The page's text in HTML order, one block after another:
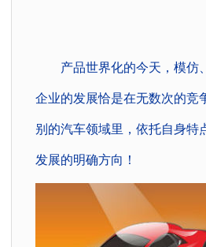
产品世界化的今天，模仿、
企业的发展恰是在无数次的竞
别的汽车领域里，依托自身特
发展的明确方向！